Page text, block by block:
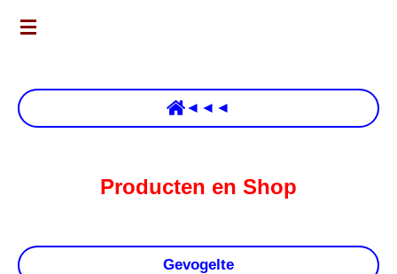
Ga
de
hoofdinhoud
◄◄◄
Producten en Shop
Gevogelte